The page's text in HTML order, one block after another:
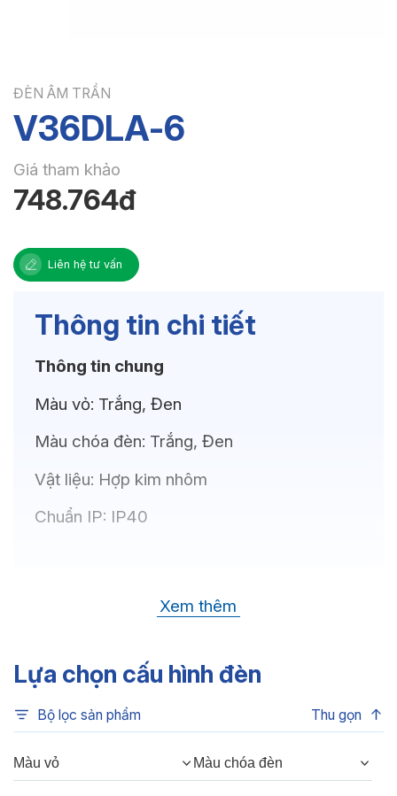
ĐÈN ÂM TRẦN
V36DLA-6
Giá tham khảo
748.764đ
Liên hệ tư vấn
Thông tin chi tiết
Thông tin chung
Màu vỏ: Trắng, Đen
Màu chóa đèn: Trắng, Đen
Vật liệu: Hợp kim nhôm
Chuẩn IP: IP40
CREE (USA)
Nhiệt độ màu:6500K, 4000K, 3500K,
3000K, 3CCT
Chỉ số hoàn màu:
Quang thông:
480lm(C), 480lm(N),
Xem thêm
Lựa chọn cấu hình đèn
Bộ lọc sản phẩm Thu gọn
Màu vỏ Màu chóa đèn